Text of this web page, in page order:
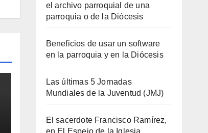
el archivo parroquial de una
parroquia o de la Diócesis
Beneficios de usar un software
en la parroquia y en la Diócesis
Las últimas 5 Jornadas
Mundiales de la Juventud (JMJ)
El sacerdote Francisco Ramírez,
en El Espejo de la Iglesia